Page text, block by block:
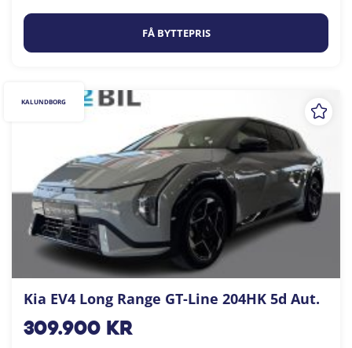
FÅ BYTTEPRIS
Kia EV4 Long Range GT-Line 204HK 5d Aut.
309.900kr
KALUNDBORG